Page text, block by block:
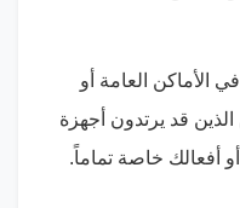
في الأماكن العامة أو
قد يرتدون أجهزة
أفعالك خاصة تماماً.